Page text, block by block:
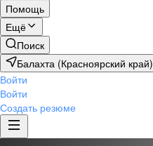
Помощь
Ещё
Поиск
Балахта (Красноярский край)
Войти
Войти
Создать резюме